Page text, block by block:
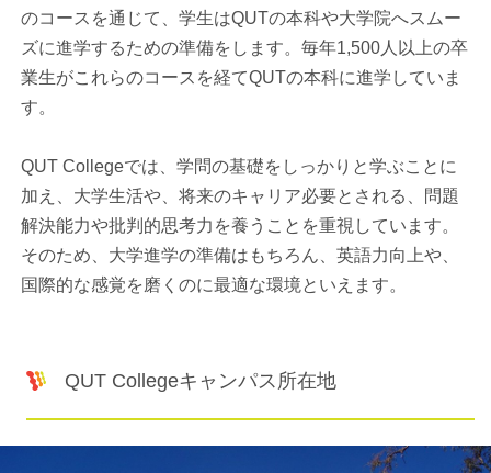
のコースを通じて、学生はQUTの本科や大学院へスムー
ズに進学するための準備をします。毎年1,500人以上の卒
業生がこれらのコースを経てQUTの本科に進学していま
す。
QUT Collegeでは、学問の基礎をしっかりと学ぶことに
加え、大学生活や、将来のキャリア必要とされる、問題
解決能力や批判的思考力を養うことを重視しています。
そのため、大学進学の準備はもちろん、英語力向上や、
国際的な感覚を磨くのに最適な環境といえます。
QUT Collegeキャンパス所在地